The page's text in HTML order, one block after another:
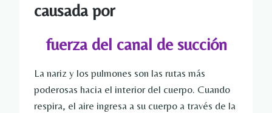
causada por
fuerza del canal de succión
La nariz y los pulmones son las rutas más
poderosas hacia el interior del cuerpo. Cuando
respira, el aire ingresa a su cuerpo a través de la